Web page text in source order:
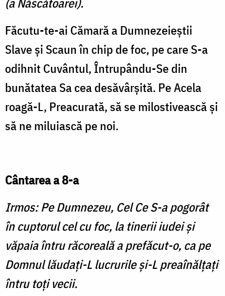
(a Născătoarei).
Făcutu-te-ai Cămară a Dumnezeieştii
Slave şi Scaun în chip de foc, pe care S-a
odihnit Cuvântul, Întrupându-Se din
bunătatea Sa cea desăvârşită. Pe Acela
roagă-L, Preacurată, să se milostivească şi
să ne miluiască pe noi.
Cântarea a 8-a
Irmos: Pe Dumnezeu, Cel Ce S-a pogorât
în cuptorul cel cu foc, la tinerii iudei şi
văpaia întru răcoreală a prefăcut-o, ca pe
Domnul lăudaţi-L lucrurile şi-L preaînălţaţi
întru toţi vecii.